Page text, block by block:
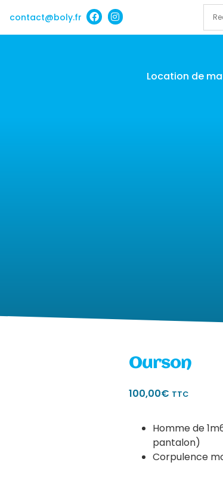
contact@boly.fr
Location de
Ourson
100,00€ TTC
Homme de
pantalon)
Corpulence